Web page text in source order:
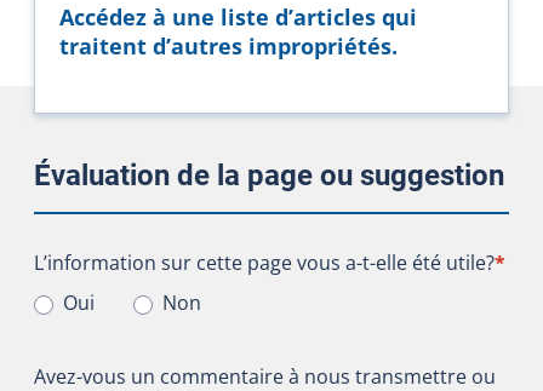
Accédez à une liste d’articles qui
traitent d’autres impropriétés.
Évaluation de la page ou suggestion
L’information sur cette page vous a-t-elle été utile?
L’information sur cette page vous a-t-elle été utile?*
Oui
Non
Avez-vous un commentaire à nous transmettre ou